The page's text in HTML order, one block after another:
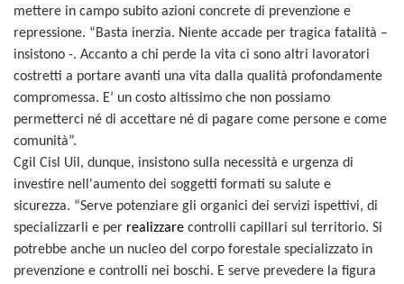
mettere in campo subito azioni concrete di prevenzione e
repressione. “Basta inerzia. Niente accade per tragica fatalità –
insistono -. Accanto a chi perde la vita ci sono altri lavoratori
costretti a portare avanti una vita dalla qualità profondamente
compromessa. E’ un costo altissimo che non possiamo
permetterci né di accettare né di pagare come persone e come
comunità”.
Cgil Cisl Uil, dunque, insistono sulla necessità e urgenza di
investire nell'aumento dei soggetti formati su salute e
sicurezza. “Serve potenziare gli organici dei servizi ispettivi, di
specializzarli e per realizzare controlli capillari sul territorio. Si
potrebbe anche un nucleo del corpo forestale specializzato in
prevenzione e controlli nei boschi. E serve prevedere la figura